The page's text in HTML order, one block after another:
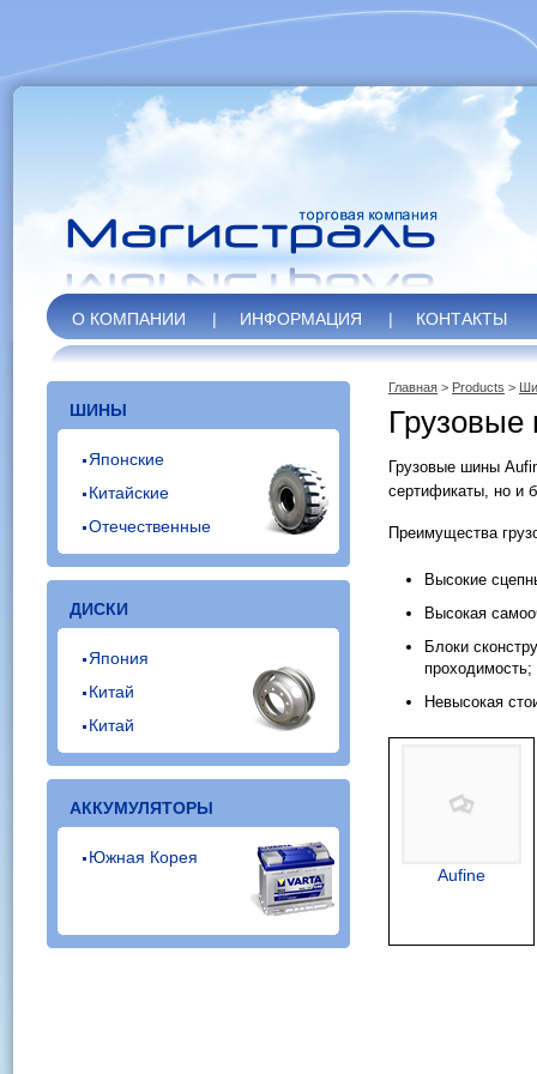
О КОМПАНИИ | ИНФОРМАЦИЯ | КОНТАКТЫ
ШИНЫ
Японские
Китайские
Отечественные
ДИСКИ
Япония
Китай
Китай
АККУМУЛЯТОРЫ
Южная Корея
Главная > Products >
Грузовые шины
сертификаты, но и
Преимущества
Высокие
Высокая
Блоки
проходимость;
Невысокая
Aufine